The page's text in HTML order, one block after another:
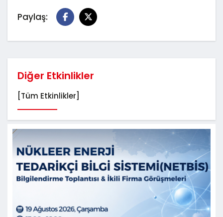
Paylaş:
Diğer Etkinlikler
[Tüm Etkinlikler]